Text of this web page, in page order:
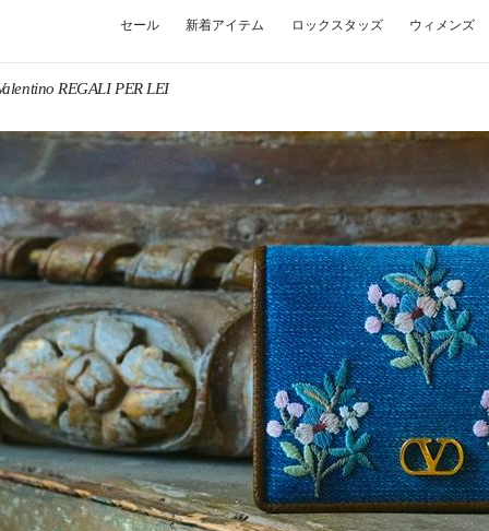
セール 新着アイテム ロックスタッズ ウィメンズ
REGALI PER LEI
TAB
Link